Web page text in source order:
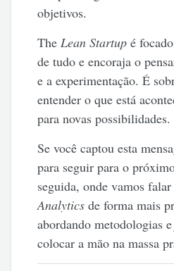
objetivos.
The Lean Startup é
de tudo e encoraja o
e a experimentação. É
entender o que está
para novas possibilidades.
Se você captou esta
para seguir para o
seguida, onde vamos
Analytics de forma mais
abordando metodologias
colocar a mão na massa